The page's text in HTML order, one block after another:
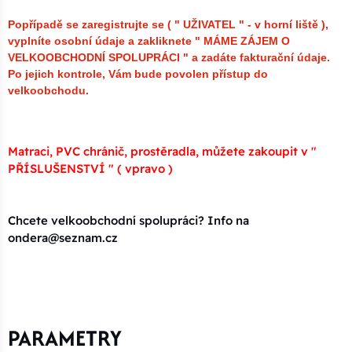
Popřípadě se zaregistrujte se ( " UŽIVATEL " - v horní liště ),
vyplníte osobní údaje a zakliknete " MÁME ZÁJEM O
VELKOOBCHODNÍ SPOLUPRÁCI " a zadáte fakturační údaje.
Po jejich kontrole, Vám bude povolen přístup do
velkoobchodu.
Matraci, PVC chránič, prostěradla, můžete zakoupit v "
PŘÍSLUŠENSTVÍ " ( vpravo )
Chcete velkoobchodní spolupráci? Info na
ondera@seznam.cz
PARAMETRY